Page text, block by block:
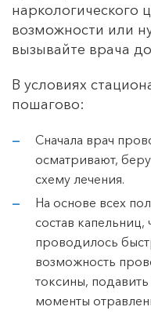
наркологического
возможности или
вызывайте врача
В условиях
пошагово:
Сначала врач
осматривают,
схему лечения.
На основе всех
состав
проводилось
возможность
токсины,
моменты